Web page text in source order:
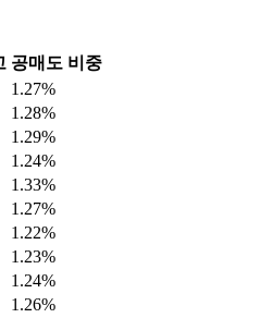
공매도 비중
1.27%
1.28%
1.29%
1.24%
1.33%
1.27%
1.22%
1.23%
1.24%
1.26%